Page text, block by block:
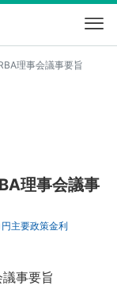
理事会議事要旨
理事会議事
主要政策金利
事要旨